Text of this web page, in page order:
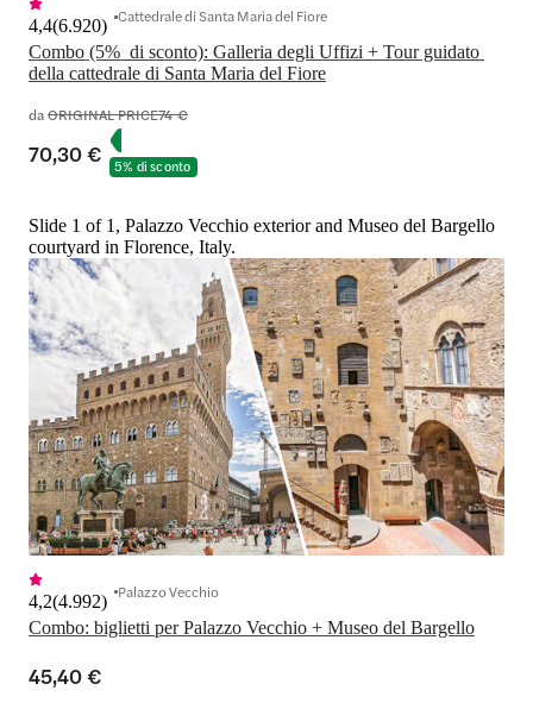
Combo (5%  di sconto): Galleria degli Uffizi + Tour guidato
della cattedrale di Santa Maria del Fiore
4,4(6.920) Cattedrale di Santa Maria del Fiore
daORIGINAL PRICE74 €
70,30 € 5% di sconto
Slide 1 of 1, Palazzo Vecchio exterior and Museo del Bargello
courtyard in Florence, Italy.
Combo: biglietti per Palazzo Vecchio + Museo del Bargello
4,2(4.992) Palazzo Vecchio
45,40 €